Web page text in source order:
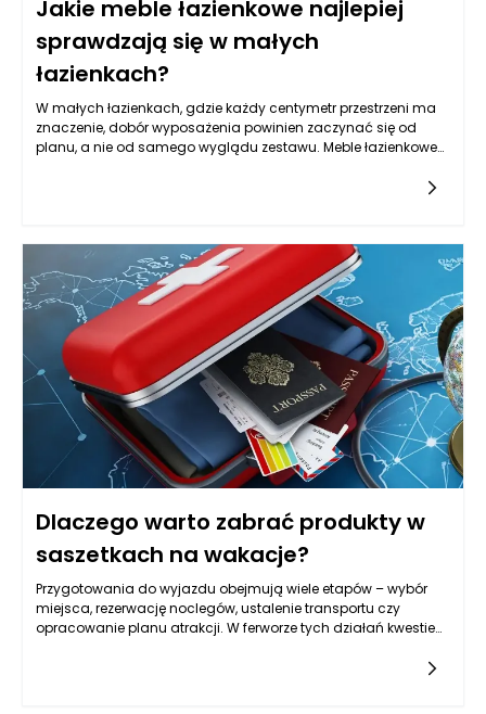
Jakie meble łazienkowe najlepiej
sprawdzają się w małych
łazienkach?
W małych łazienkach, gdzie każdy centymetr przestrzeni ma
znaczenie, dobór wyposażenia powinien zaczynać się od
planu, a nie od samego wyglądu zestawu. Meble łazienkowe
warto sprawdzić, gdzie faktycznie możesz stanąć, jak szeroko
otwiera się kabina, czy przy umywalce jest miejsce na
wygodne schylenie się i czy przejście nie będzie blokowane
przez wystające fronty. W tej skali nawet kilka centymetrów
różnicy w głębokości potrafi zmienić komfort użytkowania.
Meble łazienkowe powinny też rozwiązywać typowy problem
małej przestrzeni, czyli „nadmiar drobiazgów na wierzchu”. Im
lepiej zaprojektowane przechowywanie, tym mniej rzeczy stoi
na blacie, a łazienka wygląda na większą, czystszą i
spokojniejszą w odbiorze. W zamkniętych przestrzeniach
najlepiej sprawdzają się rozwiązania lekkie wizualnie, z
prostymi liniami, ale też praktyczne: łatwe do mycia, odporne
na wilgoć i takie, które pozwalają zachować porządek bez
Dlaczego warto zabrać produkty w
saszetkach na wakacje?
Przygotowania do wyjazdu obejmują wiele etapów – wybór
miejsca, rezerwację noclegów, ustalenie transportu czy
opracowanie planu atrakcji. W ferworze tych działań kwestie
właśnie one mogą zadecydować o przebiegu wypoczynku.